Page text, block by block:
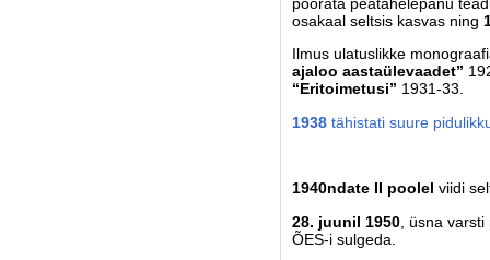
osakaal seltsis kasvas ning
Ilmus ulatuslikke
ajaloo aastaülevaadet”
“Eritoimetusi” 1931-33.
1938 tähistati suure
1940ndate II poolel viidi
28. juunil 1950 , üsna
ÕES-i sulgeda.